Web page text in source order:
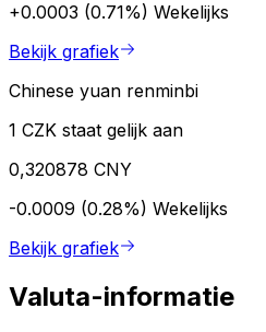
+0.0003 (0.71%) Wekelijks
Bekijk grafiek
Chinese yuan renminbi
1 CZK staat gelijk aan
0,320878 CNY
-0.0009 (0.28%) Wekelijks
Bekijk grafiek
Valuta-informatie